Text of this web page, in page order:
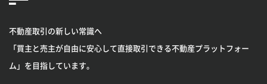
不動産取引の新しい常識へ
「買主と売主が自由に安心して直接取引できる不動産プラットフォー
ム」を目指しています。